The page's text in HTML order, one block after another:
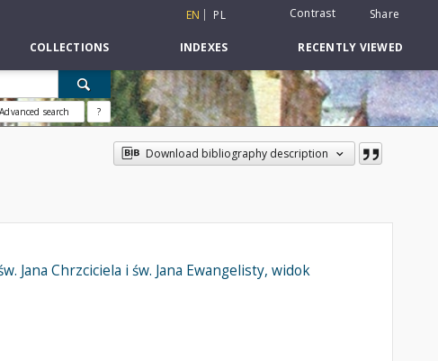
EN PL Contrast Share
COLLECTIONS INDEXES RECENTLY VIEWED
Advanced search ?
Download bibliography description
Jana Chrzciciela i św. Jana Ewangelisty, widok